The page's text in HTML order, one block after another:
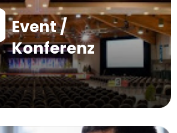
Event /
Konferenz